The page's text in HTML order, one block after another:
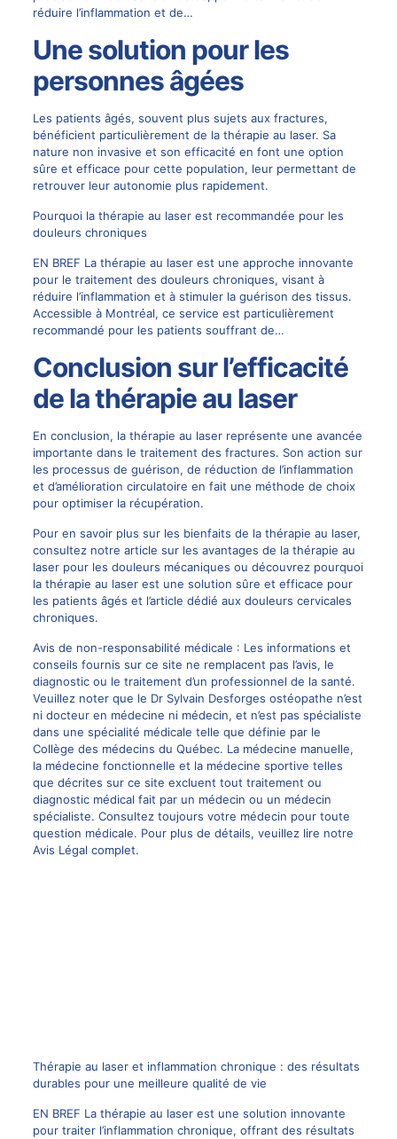
réduire l’inflammation et de…
Une solution pour les
personnes âgées
Les patients âgés, souvent plus sujets aux fractures,
bénéficient particulièrement de la thérapie au laser. Sa
nature non invasive et son efficacité en font une option
sûre et efficace pour cette population, leur permettant de
retrouver leur autonomie plus rapidement.
Pourquoi la thérapie au laser est recommandée pour les
douleurs chroniques
EN BREF La thérapie au laser est une approche innovante
pour le traitement des douleurs chroniques, visant à
réduire l’inflammation et à stimuler la guérison des tissus.
Accessible à Montréal, ce service est particulièrement
recommandé pour les patients souffrant de…
Conclusion sur l’efficacité
de la thérapie au laser
En conclusion, la thérapie au laser représente une avancée
importante dans le traitement des fractures. Son action sur
les processus de guérison, de réduction de l’inflammation
et d’amélioration circulatoire en fait une méthode de choix
pour optimiser la récupération.
Pour en savoir plus sur les bienfaits de la thérapie au laser,
consultez notre article sur les avantages de la thérapie au
laser pour les douleurs mécaniques ou découvrez pourquoi
la thérapie au laser est une solution sûre et efficace pour
les patients âgés et l’article dédié aux douleurs cervicales
chroniques.
Avis de non-responsabilité médicale : Les informations et
conseils fournis sur ce site ne remplacent pas l’avis, le
diagnostic ou le traitement d’un professionnel de la santé.
Veuillez noter que le Dr Sylvain Desforges ostéopathe n’est
ni docteur en médecine ni médecin, et n’est pas spécialiste
dans une spécialité médicale telle que définie par le
Collège des médecins du Québec. La médecine manuelle,
la médecine fonctionnelle et la médecine sportive telles
que décrites sur ce site excluent tout traitement ou
diagnostic médical fait par un médecin ou un médecin
spécialiste. Consultez toujours votre médecin pour toute
question médicale. Pour plus de détails, veuillez lire notre
Avis Légal complet.
Thérapie au laser et inflammation chronique : des résultats
durables pour une meilleure qualité de vie
EN BREF La thérapie au laser est une solution innovante
pour traiter l’inflammation chronique, offrant des résultats